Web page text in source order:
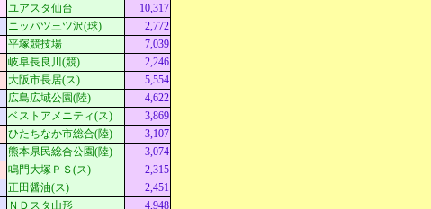
ユアスタ仙台
10,317
ニッパツ三ツ沢(球)
2,772
平塚競技場
7,039
岐阜長良川(競)
2,246
大阪市長居(ス)
5,554
広島広域公園(陸)
4,622
ベストアメニティ(ス) 3,869
ひたちなか市総合(陸)
3,107
熊本県民総合公園(陸)
3,074
鳴門大塚ＰＳ(ス)
2,315
正田醤油(ス)
2,451
ＮＤスタ山形
4,948